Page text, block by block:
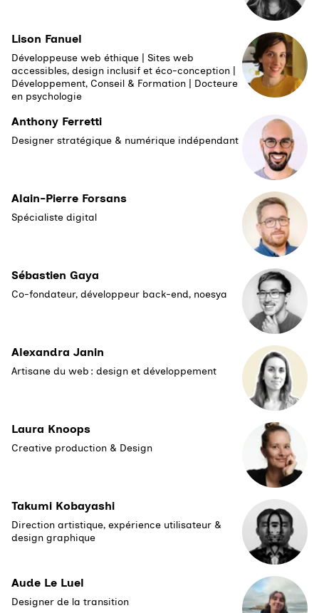
Lison Fanuel
Développeuse web éthique | Sites web
accessibles, design inclusif et éco-conception |
Développement, Conseil & Formation | Docteure
en psychologie
Anthony Ferretti
Designer stratégique & numérique indépendant
Alain-Pierre Forsans
Spécialiste digital
Sébastien Gaya
Co-fondateur, développeur back-end, noesya
Alexandra Janin
Artisane du web : design et développement
Laura Knoops
Creative production & Design
Takumi Kobayashi
Direction artistique, expérience utilisateur &
design graphique
Aude Le Luel
Designer de la transition